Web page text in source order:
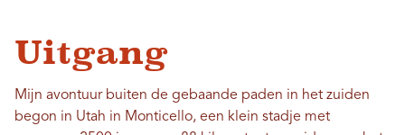
Uitgang
Mijn avontuur buiten de gebaande paden in het zuiden
begon in Utah in Monticello, een klein stadje met